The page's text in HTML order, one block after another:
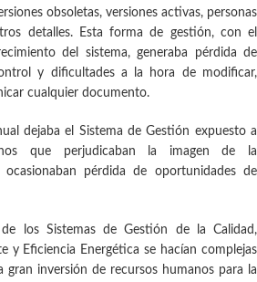
obsoletas, versiones activas, personas
detalles. Esta forma de gestión, con el
del sistema, generaba pérdida de
y dificultades a la hora de modificar,
cualquier documento.
dejaba el Sistema de Gestión expuesto a
que perjudicaban la imagen de la
ocasionaban pérdida de oportunidades de
de los Sistemas de Gestión de la Calidad,
y Eficiencia Energética se hacían complejas
gran inversión de recursos humanos para la